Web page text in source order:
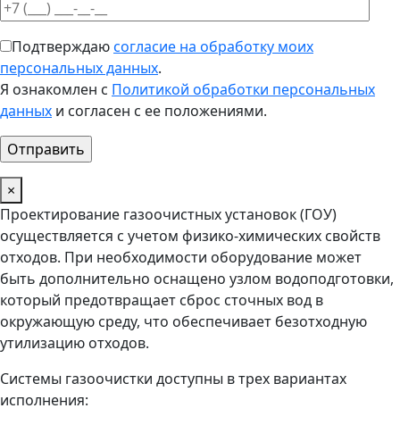
Подтверждаюсогласие на обработку моих
персональных данных.
Я ознакомлен с Политикой обработки персональных
данных и согласен с ее положениями.
×
Проектирование газоочистных установок (ГОУ)
осуществляется с учетом физико-химических свойств
отходов. При необходимости оборудование может
быть дополнительно оснащено узлом водоподготовки,
который предотвращает сброс сточных вод в
окружающую среду, что обеспечивает безотходную
утилизацию отходов.
Системы газоочистки доступны в трех вариантах
исполнения: